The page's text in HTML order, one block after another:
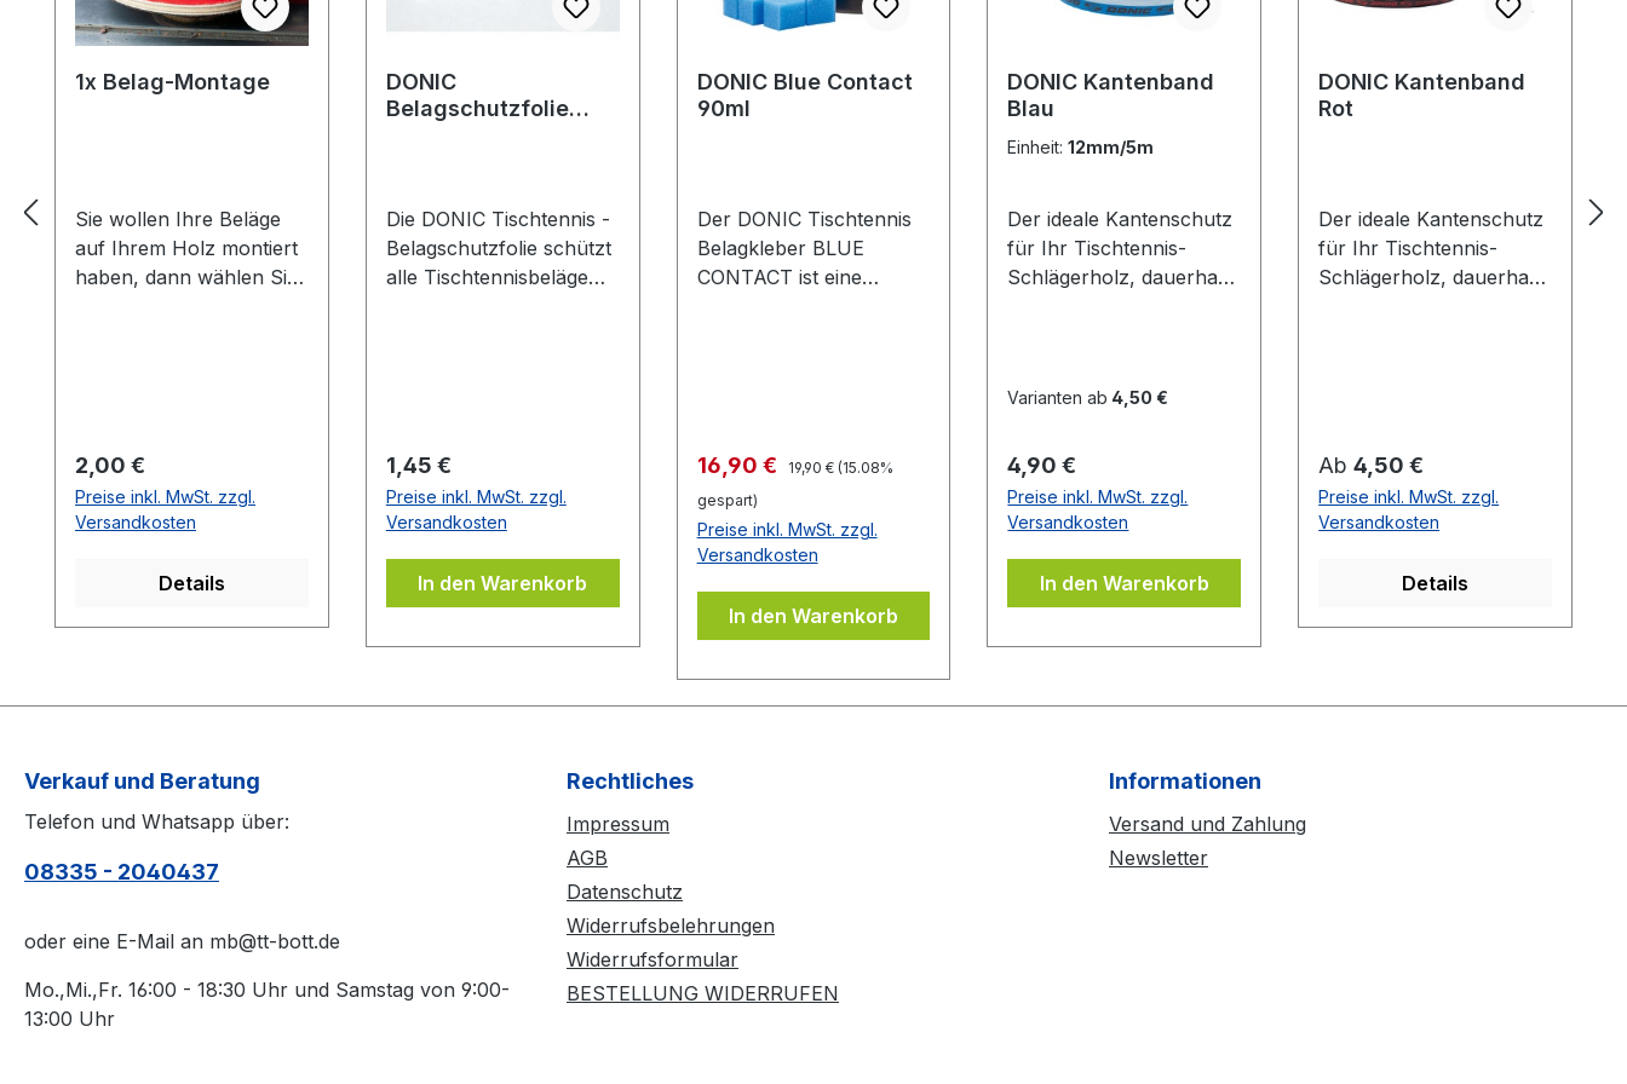
1x Belag-Montage
Sie wollen Ihre Beläge
auf Ihrem Holz montiert
haben, dann wählen Sie
die Vorhandseite auf der
das Emblem bzw. eine
Aufschrift zu sehen
bei der Belag Montage
inklusive.Bei den
KEINE Belag-Montage
legen.
Regulärer Preis:
2,00 €
Preise inkl. MwSt. zzgl.
Versandkosten
Details
DONIC
Belagschutzfolie
Die DONIC Tischtennis -
Belagschutzfolie schützt
alle Tischtennisbeläge
Haftung durch leicht
selbstklebende
Eigenschaften der Folie
auf Ihrem Belag.
Oberfläche des Belages
(z.B. mit einem DONIC
die Belagschutzfolie
Regulärer Preis:
1,45 €
Preise inkl. MwSt. zzgl.
Versandkosten
In den Warenkorb
DONIC Blue Contact
90ml
Der DONIC Tischtennis
Belagkleber BLUE
CONTACT ist eine
Konsistenz sorgt für eine
verbesserte
Klebewirkung und die
Beläge können auch
wieder problemlos
abgezogen werden,
Schwamm ausreißt bzw.
beschädigt wird. Durch
CONTACT beinhaltet
keine flüchtigen
organischen
Lösungsmittel und darf
Verkaufspreis:
16,90 € Regulärer Preis:
19,90 € (15.08%
gespart)
Preise inkl. MwSt. zzgl.
Versandkosten
In den Warenkorb
DONIC Kantenband
Blau
Einheit:12mm/5m
Der ideale Kantenschutz
für Ihr Tischtennis-
Schlägerholz, dauerhaft
Varianten ab 4,50 €
Regulärer Preis:
4,90 €
Preise inkl. MwSt. zzgl.
Versandkosten
In den Warenkorb
DONIC Kantenband
Rot
Der ideale Kantenschutz
für Ihr Tischtennis-
Schlägerholz, dauerhaft
Regulärer Preis:
Ab4,50 €
Preise inkl. MwSt. zzgl.
Versandkosten
Details
Verkauf und Beratung
Telefon und Whatsapp über:
08335 - 2040437
oder eine E-Mail an mb@tt-bott.de
Mo.,Mi.,Fr. 16:00 - 18:30 Uhr und Samstag von 9:00-
13:00 Uhr
Rechtliches
Impressum
AGB
Datenschutz
Widerrufsbelehrungen
Widerrufsformular
BESTELLUNG WIDERRUFEN
Informationen
Versand und Zahlung
Newsletter